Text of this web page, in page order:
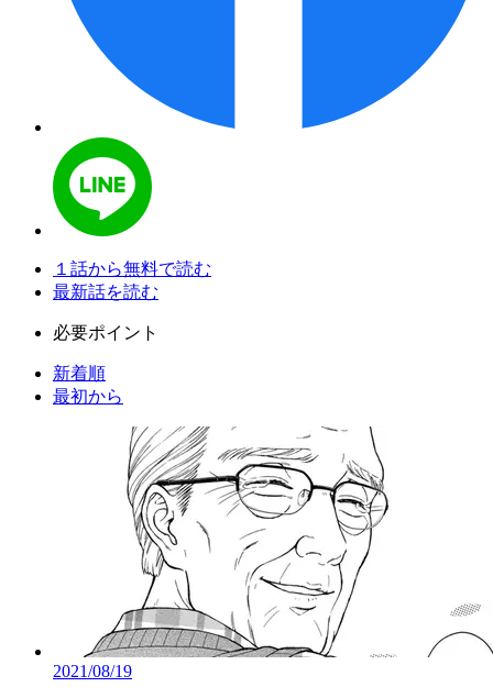
１話から無料で読む
最新話を読む
必要ポイント
新着順
最初から
2021/08/19